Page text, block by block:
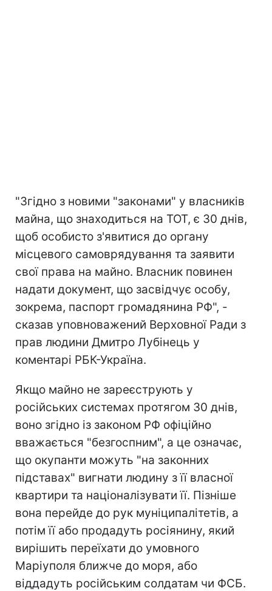
"Згідно з новими "законами" у власників
майна, що знаходиться на ТОТ, є 30 днів,
щоб особисто з'явитися до органу
місцевого самоврядування та заявити
свої права на майно. Власник повинен
надати документ, що засвідчує особу,
зокрема, паспорт громадянина РФ", -
сказав уповноважений Верховної Ради з
прав людини Дмитро Лубінець у
коментарі РБК-Україна.
Якщо майно не зареєструють у
російських системах протягом 30 днів,
воно згідно із законом РФ офіційно
вважається "безгоспним", а це означає,
що окупанти можуть "на законних
підставах" вигнати людину з її власної
квартири та націоналізувати її. Пізніше
вона перейде до рук муніципалітетів, а
потім її або продадуть росіянину, який
вирішить переїхати до умовного
Маріуполя ближче до моря, або
віддадуть російським солдатам чи ФСБ.